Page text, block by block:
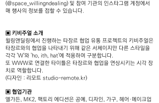
(@space_willingndealing) 및 참여 기관의 인스타그램 계정에서
매 행사의 정보를 접할 수 있습니다.
▣ 키비주얼 소개
윌링앤딜링에서 진행하는 타장르 협업 유통 프로젝트의 키비주얼은
타장르와의 협업을 나타내기 위해 같은 서체이지만 다른 스타일을
각각 'W'와 'ho, ith, hat'에 적용하여 구분합니다.
또 WWW로 연결한 타이틀은 타장르와 협업을 연상시키는 시각 장
치로 역할합니다.
(디자인 : 리모트 studio-remote.kr)
▣ 협업기관
엘가든, MK2, 팩토리 에디션은 공예, 디자인, 가구, 헤어·메이크업